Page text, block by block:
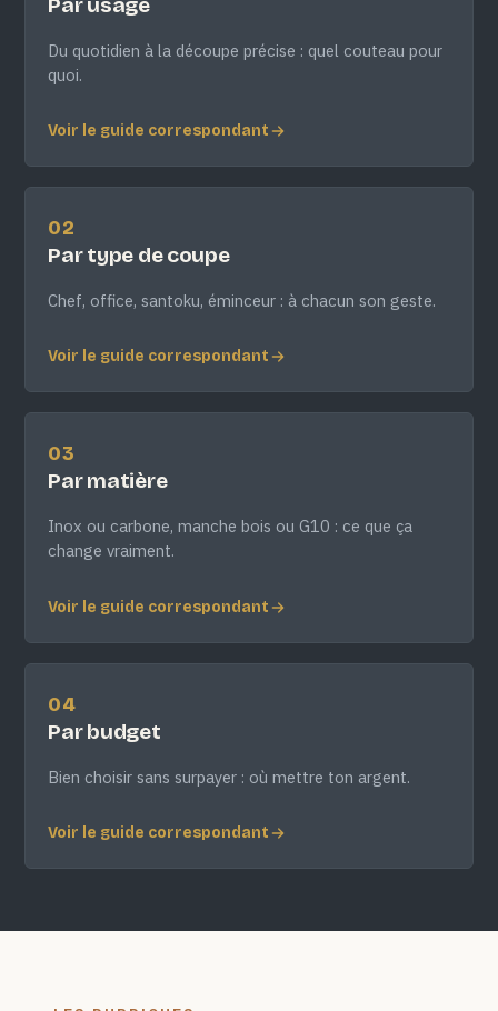
Du quotidien à la découpe précise : quel couteau pour
quoi.
Voir le guide correspondant
02
Par type de coupe
Chef, office, santoku, éminceur : à chacun son geste.
Voir le guide correspondant
03
Par matière
Inox ou carbone, manche bois ou G10 : ce que ça
change vraiment.
Voir le guide correspondant
04
Par budget
Bien choisir sans surpayer : où mettre ton argent.
Voir le guide correspondant